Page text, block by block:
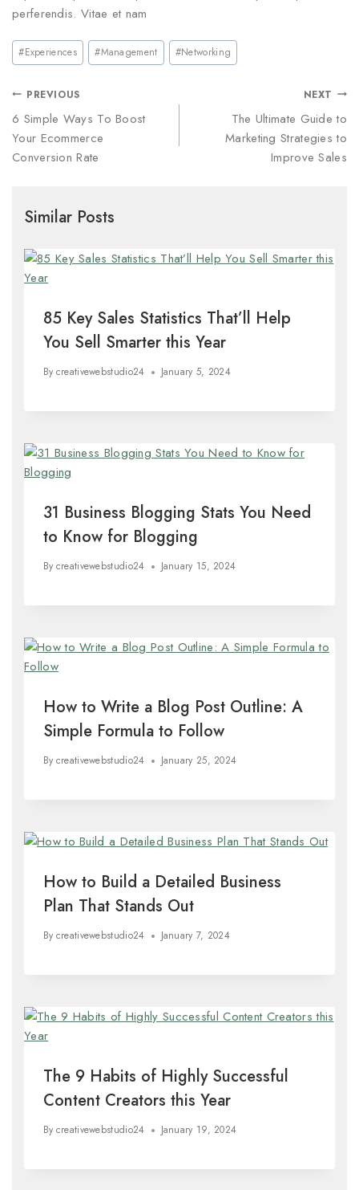
perferendis. Vitae et nam
#Experiences #Management #Networking
PREVIOUS
6 Simple Ways To Boost
Your Ecommerce
Conversion Rate
NEXT
The Ultimate Guide to
Marketing Strategies to
Improve Sales
Similar Posts
85 Key Sales Statistics That’ll Help
You Sell Smarter this Year
By creativewebstudio24 January 5, 2024
31 Business Blogging Stats You Need
to Know for Blogging
By creativewebstudio24 January 15, 2024
How to Write a Blog Post Outline: A
Simple Formula to Follow
By creativewebstudio24 January 25, 2024
How to Build a Detailed Business
Plan That Stands Out
By creativewebstudio24 January 7, 2024
The 9 Habits of Highly Successful
Content Creators this Year
By creativewebstudio24 January 19, 2024